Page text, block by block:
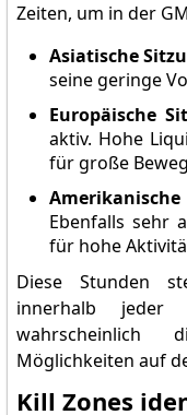
Zeiten, um in der
Asiatische
seine geringe
Europäische
aktiv. Hohe
für große
Ebenfalls sehr
für hohe
Diese Stunden
innerhalb
Möglichkeiten auf
Kill Zones